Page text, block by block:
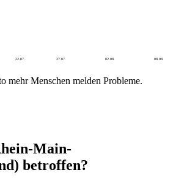
22.07. 27.07. 02.08. 08.08.
mehr Menschen melden Probleme.
Main-
betroffen?